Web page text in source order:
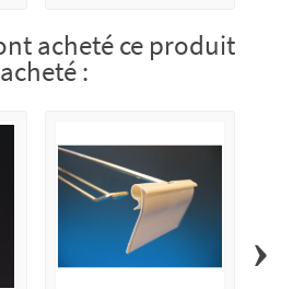
acheté ce produit
:
›